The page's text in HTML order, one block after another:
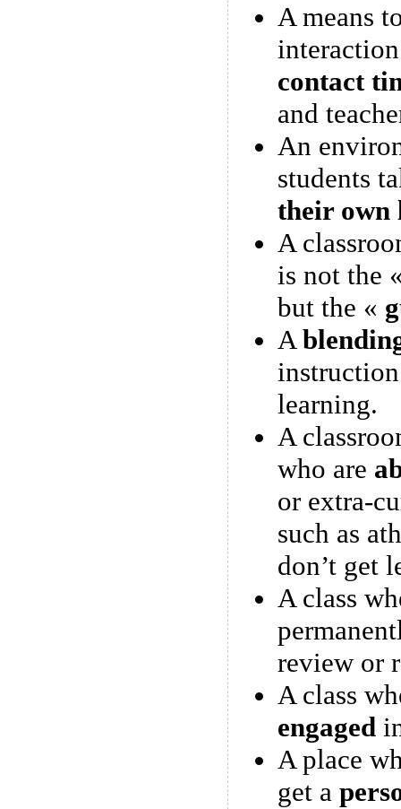
A means
contact
and
An
students
their own
A
is not the
but the «
A
learning.
A
who are
or extra-
such as
don’t get
A class
review or
A class
engaged
A place
get a